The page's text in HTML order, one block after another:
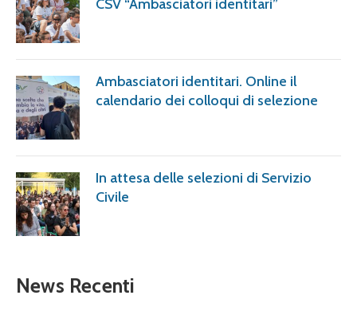
CSV “Ambasciatori identitari”
Ambasciatori identitari. Online il
calendario dei colloqui di selezione
In attesa delle selezioni di Servizio
Civile
News Recenti